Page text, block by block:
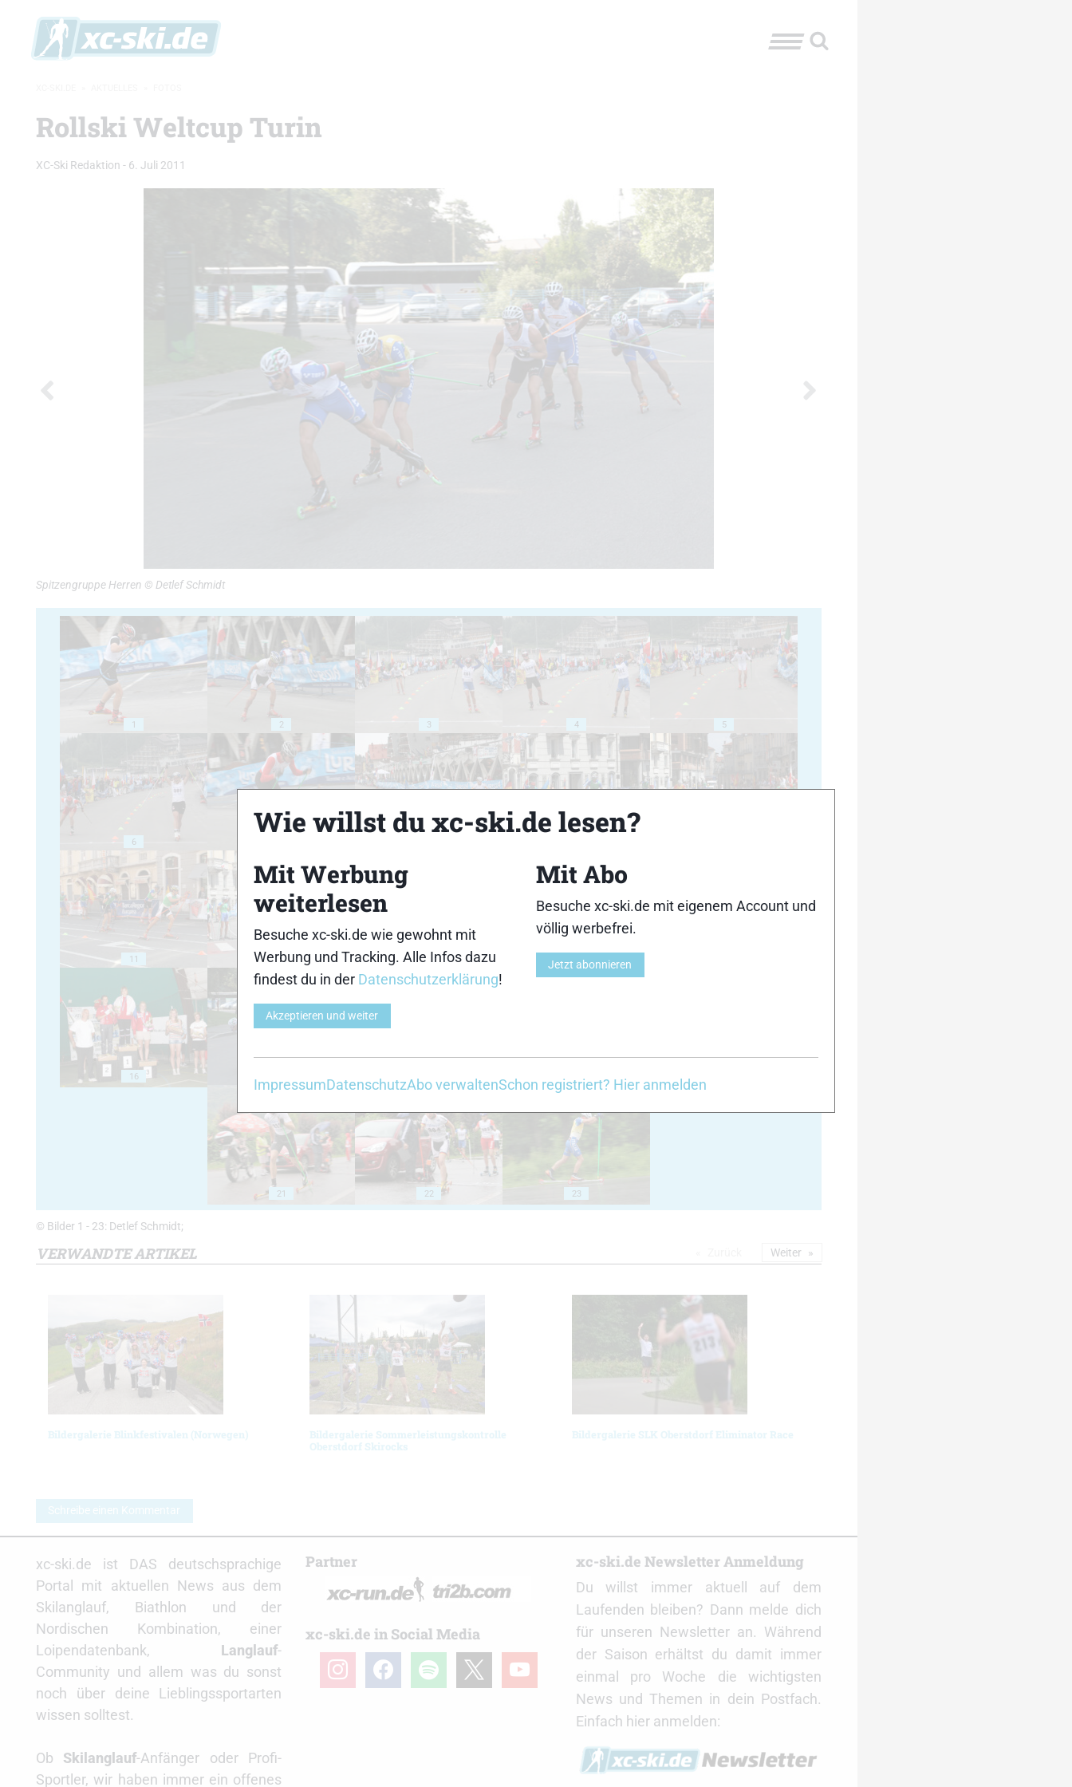
Rollski Weltcup Turin
XC-Ski Redaktion - 6. Juli 2011
Spitzengruppe Herren © Detlef Schmidt
1 2 3 4 5
6
11 12 13 14
16
21 22 23
© Bilder 1 - 23: Detlef Schmidt;
VERWANDTE ARTIKEL
Bildergalerie Blinkfestivalen (Norwegen)
Bildergalerie Sommerleistungskontrolle
Oberstdorf Skirocks
Bildergalerie SLK Oberstdorf Eliminator Race
Weiter
Schreibe einen Kommentar
xc-ski.de ist DAS deutschsprachige
Portal mit aktuellen News aus dem
Skilanglauf, Biathlon und der
Nordischen Kombination, einer
Loipendatenbank, Langlauf-
Community und allem was du sonst
noch über deine Lieblingssportarten
wissen solltest.
Ob Skilanglauf-Anfänger oder Profi-
Sportler, wir haben immer ein offenes
Partner
xc-ski.de in Social Media
instagramfacebookspotify youtube
xc-ski.de Newsletter Anmeldung
Du willst immer aktuell auf dem
Laufenden bleiben? Dann melde dich
für unseren Newsletter an. Während
der Saison erhältst du damit immer
einmal pro Woche die wichtigsten
News und Themen in dein Postfach.
Einfach hier anmelden:
Wie willst du xc-ski.de lesen?
Mit Werbung
weiterlesen
Besuche xc-ski.de wie gewohnt mit
Werbung und Tracking. Alle Infos dazu
findest du in der Datenschutzerklärung!
Akzeptieren und weiter
Mit Abo
Besuche xc-ski.de mit eigenem Account und
völlig werbefrei.
Jetzt abonnieren
ImpressumDatenschutzAbo verwaltenSchon registriert? Hier anmelden